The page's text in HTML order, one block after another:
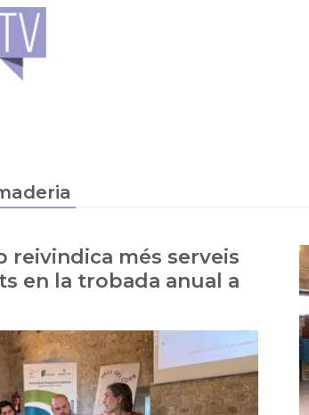
reivindica més serveis
en la trobada anual a